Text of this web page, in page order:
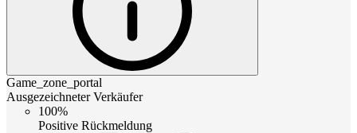
Game_zone_portal
Ausgezeichneter Verkäufer
100%
Positive Rückmeldung